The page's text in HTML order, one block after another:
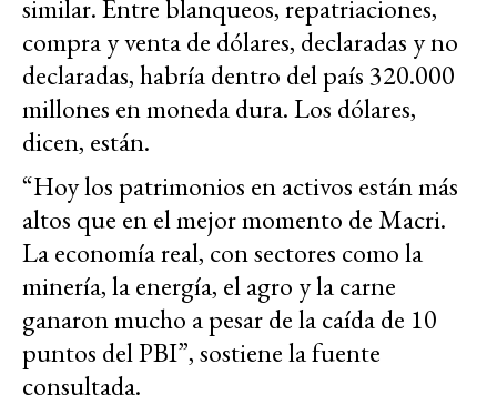
similar. Entre blanqueos, repatriaciones,
compra y venta de dólares, declaradas y no
declaradas, habría dentro del país 320.000
millones en moneda dura. Los dólares,
dicen, están.
“Hoy los patrimonios en activos están más
altos que en el mejor momento de Macri.
La economía real, con sectores como la
minería, la energía, el agro y la carne
ganaron mucho a pesar de la caída de 10
puntos del PBI”, sostiene la fuente
consultada.